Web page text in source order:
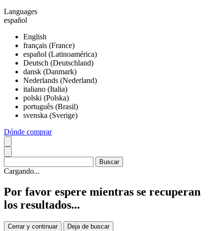
Languages
español
English
français (France)
español (Latinoamérica)
Deutsch (Deutschland)
dansk (Danmark)
Nederlands (Nederland)
italiano (Italia)
polski (Polska)
português (Brasil)
svenska (Sverige)
Dónde comprar
Cargando...
Por favor espere mientras se recuperan
los resultados...
Cerrar y continuar Deja de buscar